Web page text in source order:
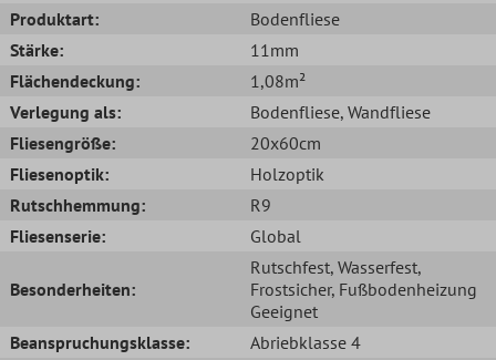
Produktart:
Bodenfliese
Stärke:
11mm
Flächendeckung:
1,08m²
Verlegung als:
Bodenfliese, Wandfliese
Fliesengröße:
20x60cm
Fliesenoptik:
Holzoptik
Rutschhemmung:
R9
Fliesenserie:
Global
Besonderheiten:
Rutschfest, Wasserfest,
Frostsicher, Fußbodenheizung
Geeignet
Beanspruchungsklasse:
Abriebklasse 4